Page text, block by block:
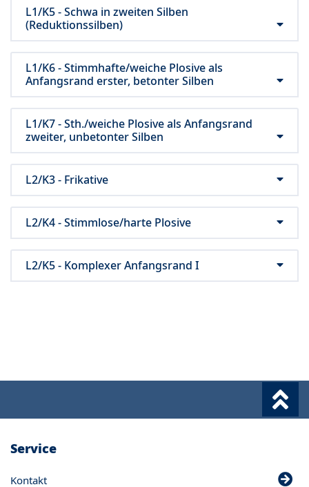
L1/K5 - Schwa in zweiten Silben
(Reduktionssilben)
L1/K6 - Stimmhafte/weiche Plosive als
Anfangsrand erster, betonter Silben
L1/K7 - Sth./weiche Plosive als Anfangsrand
zweiter, unbetonter Silben
L2/K3 - Frikative
L2/K4 - Stimmlose/harte Plosive
L2/K5 - Komplexer Anfangsrand I
Service
Kontakt